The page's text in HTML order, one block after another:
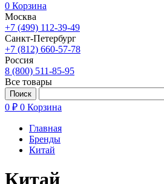
0 Корзина
Москва
+7 (499) 112-39-49
Санкт-Петербург
+7 (812) 660-57-78
Россия
8 (800) 511-85-95
Все товары
0 ₽ 0 Корзина
Главная
Бренды
Китай
Китай